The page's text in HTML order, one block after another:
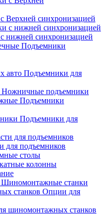
Верхней синхронизацией
нижней синхронизацией
Подъемники
Подъемники для
Ножничные подъемники
Подъемники
Подъемники для
для подъемников
столы
колонны
Шиномонтажные станки
Опции для